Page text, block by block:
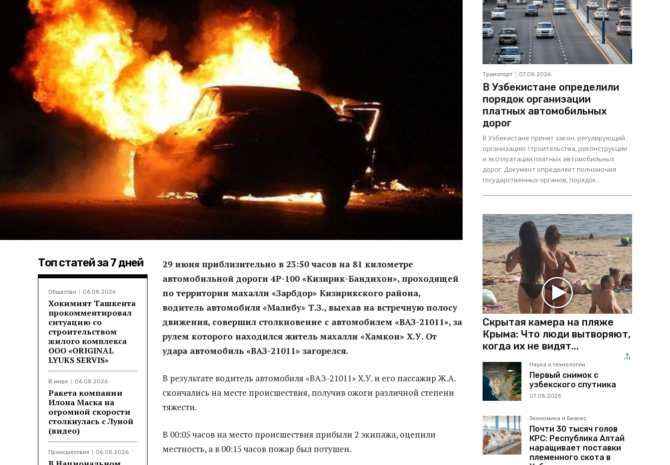
Топ статей за 7 дней
Общество 06.08.2026
Хокимият Ташкента
прокомментировал
ситуацию со
строительством
жилого комплекса
ООО «ORIGINAL
LYUKS SERVIS»
В мире 06.08.2026
Ракета компании
Илона Маска на
огромной скорости
столкнулась с Луной
(видео)
Происшествия 06.08.2026
29 июня приблизительно в 23:50 часов на 81 километре
автомобильной дороги 4Р-100 «Кизирик-Бандихон», проходящей
по территории махалли «Зарбдор» Кизирикского района,
водитель автомобиля «Малибу» Т.З., выехав на встречную полосу
движения, совершил столкновение с автомобилем «ВАЗ-21011», за
рулем которого находился житель махалли «Хамкон» Х.У. От
удара автомобиль «ВАЗ-21011» загорелся.
В результате водитель автомобиля «ВАЗ-21011» Х.У. и его пассажир Ж.А.
скончались на месте происшествия, получив ожоги различной степени
тяжести.
В 00:05 часов на место происшествия прибыли 2 экипажа, оцепили
местность, а в 00:15 часов пожар был потушен.
Транспорт 07.08.2026
В Узбекистане определили
порядок организации
платных автомобильных
дорог
В Узбекистане принят закон, регулирующий
организацию строительства, реконструкции
и эксплуатации платных автомобильных
дорог. Документ определяет полномочия
государственных органов, порядок...
Скрытая камера на пляже
Крыма: Что люди вытворяют,
когда их не видят...
Наука и технологии
Первый снимок с
узбекского спутника
07.08.2026
Экономика и Бизнес
Почти 30 тысяч голов
КРС: Республика Алтай
наращивает поставки
племенного скота в